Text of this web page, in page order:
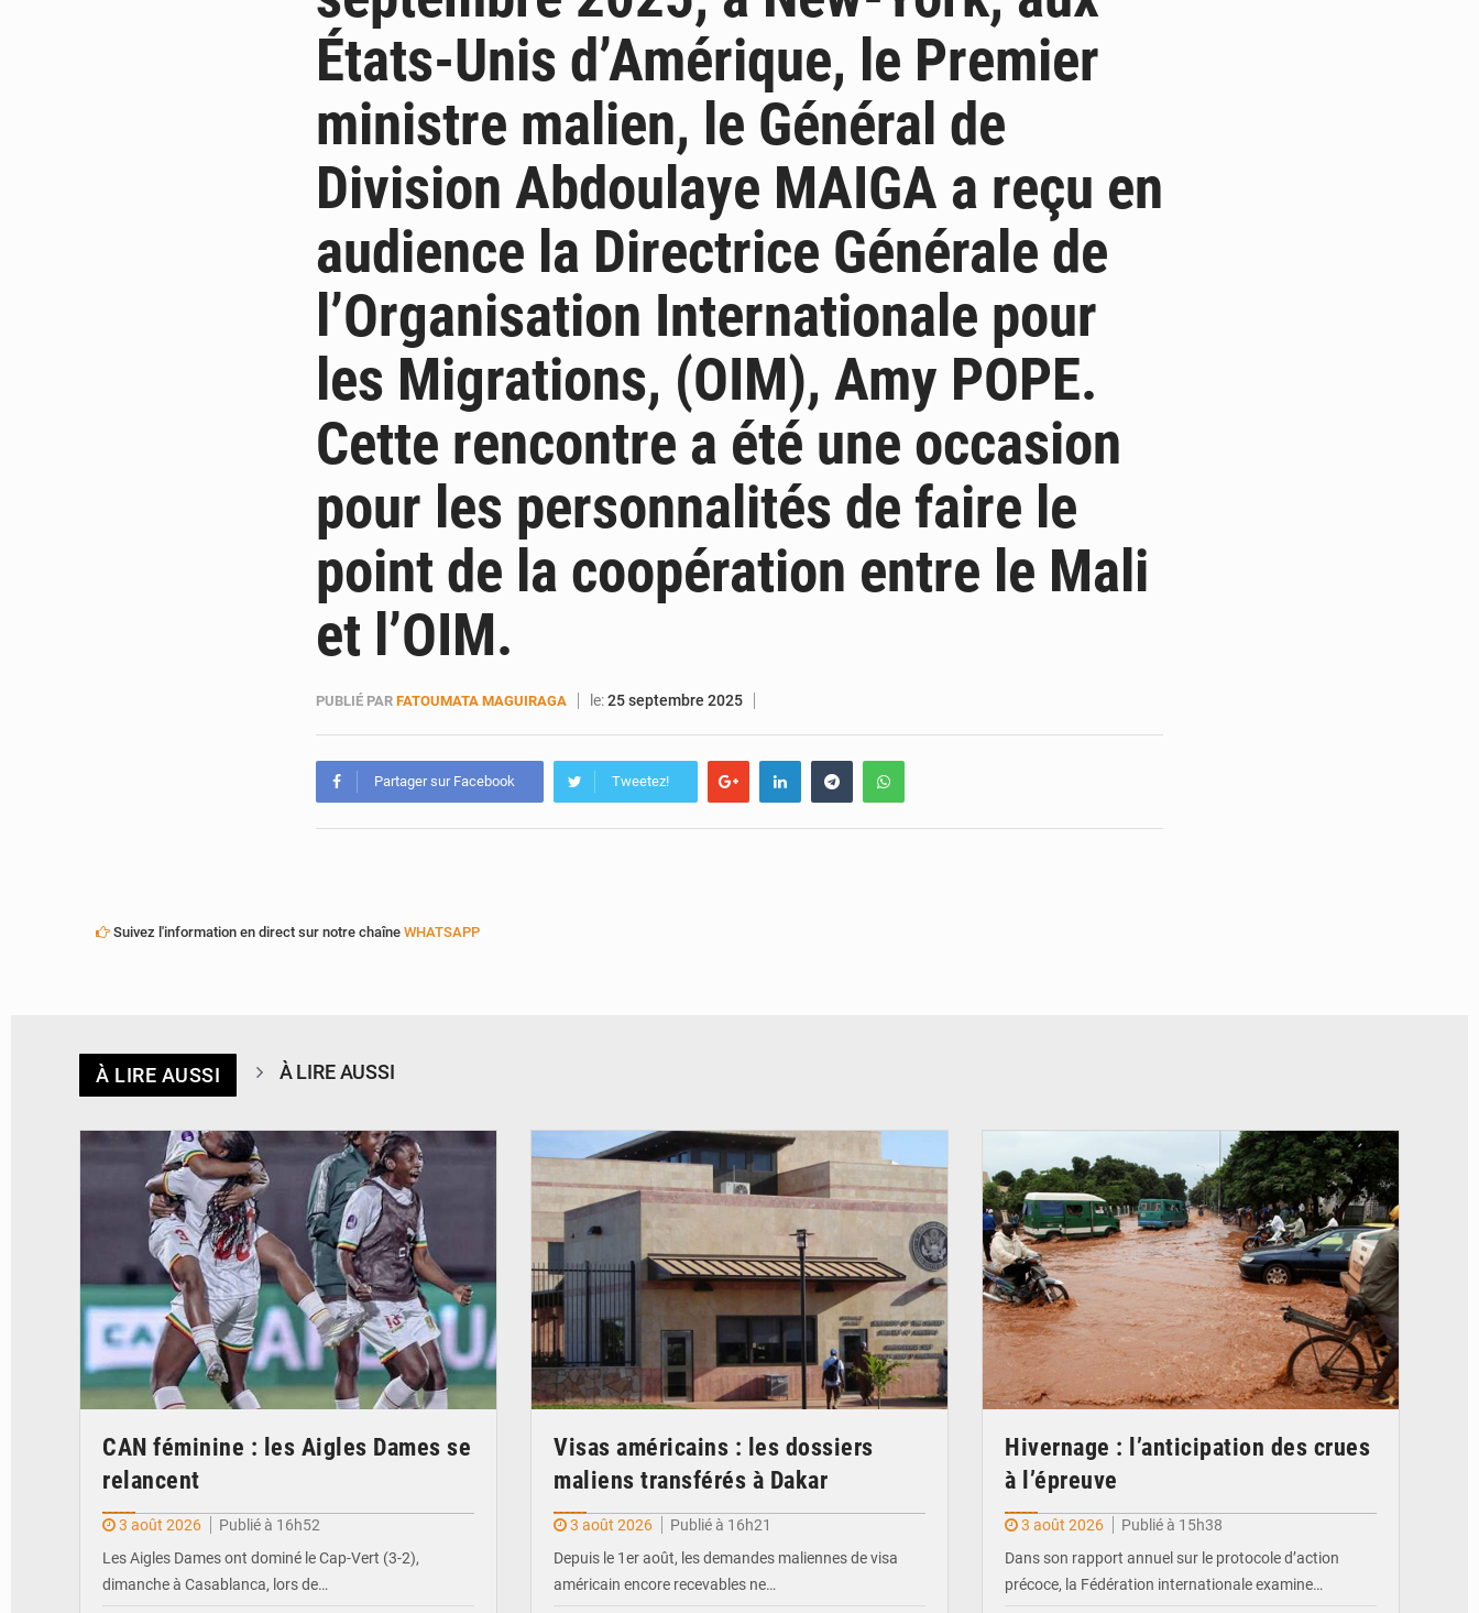
États-Unis d’Amérique, le Premier
ministre malien, le Général de
Division Abdoulaye MAIGA a reçu en
audience la Directrice Générale de
l’Organisation Internationale pour
les Migrations, (OIM), Amy POPE.
Cette rencontre a été une occasion
pour les personnalités de faire le
point de la coopération entre le Mali
et l’OIM.
PUBLIÉ PAR FATOUMATA MAGUIRAGA le:25 septembre 2025
Partager sur Facebook Tweetez!
Suivez l'information en direct sur notre chaîne WHATSAPP
À LIRE AUSSI À LIRE AUSSI
© FEMAFOOT
CAN féminine : les Aigles Dames se
relancent
3 août 2026
Publié à 16h52
Les Aigles Dames ont dominé le Cap-Vert (3-2),
dimanche à Casablanca, lors de…
Visas américains : les dossiers
maliens transférés à Dakar
3 août 2026
Publié à 16h21
Depuis le 1er août, les demandes maliennes de visa
américain encore recevables ne…
Hivernage : l’anticipation des crues
à l’épreuve
3 août 2026
Publié à 15h38
Dans son rapport annuel sur le protocole d’action
précoce, la Fédération internationale examine…